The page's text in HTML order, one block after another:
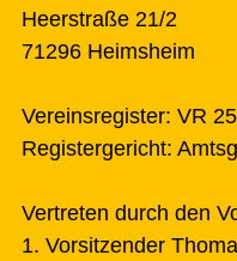
Heerstraße 21/2
71296 Heimsheim
Vereinsregister: VR
Registergericht:
Vertreten durch den
1. Vorsitzender